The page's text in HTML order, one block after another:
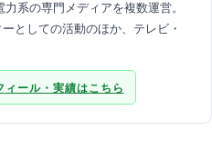
系の専門メディアを複数運営。
としての活動のほか、テレビ・
ール・実績はこちら